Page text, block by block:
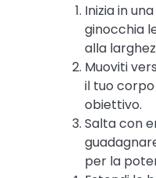
Inizia in
ginocchia
alla
Muoviti
il tuo
obiettivo.
Salta con
per la